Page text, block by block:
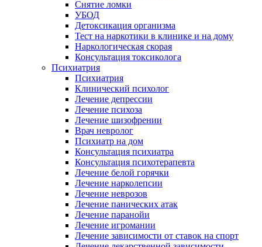
Снятие ломки
УБОД
Детоксикация организма
Тест на наркотики в клинике и на дому
Наркологическая скорая
Консультация токсиколога
Психиатрия
Психиатрия
Клинический психолог
Лечение депрессии
Лечение психоза
Лечение шизофрении
Врач невролог
Психиатр на дом
Консультация психиатра
Консультация психотерапевта
Лечение белой горячки
Лечение нарколепсии
Лечение неврозов
Лечение панических атак
Лечение паранойи
Лечение игромании
Лечение зависимости от ставок на спорт